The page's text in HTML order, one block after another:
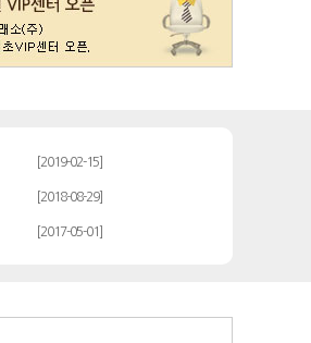
22000
일반 121000
일반
일반
일반 79500
[2019-02-15]
[2018-08-29]
[2017-05-01]